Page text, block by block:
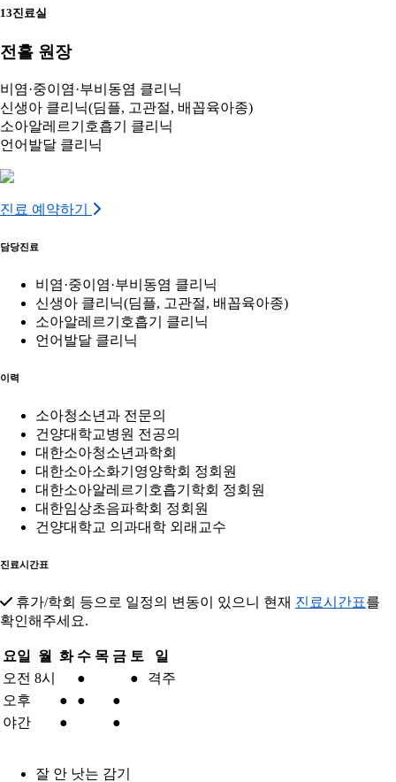
13진료실
전흘 원장
비염·중이염·부비동염 클리닉
신생아 클리닉(딤플, 고관절, 배꼽육아종)
소아알레르기호흡기 클리닉
언어발달 클리닉
진료 예약하기
담당진료
비염·중이염·부비동염 클리닉
신생아 클리닉(딤플, 고관절, 배꼽육아종)
소아알레르기호흡기 클리닉
언어발달 클리닉
이력
소아청소년과 전문의
건양대학교병원 전공의
대한소아청소년과학회
대한소아소화기영양학회 정회원
대한소아알레르기호흡기학회 정회원
대한임상초음파학회 정회원
건양대학교 의과대학 외래교수
진료시간표
휴가/학회 등으로 일정의 변동이 있으니 현재 진료시간표를
확인해주세요.
요일 월 화 수 목 금 토
일
오전 8시 ● ●
격주
오후
● ●
●
야간
● ●
잘 안 낫는 감기